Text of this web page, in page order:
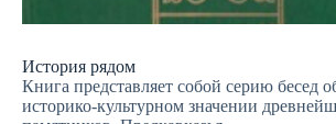
История рядом
Книга представляет собой серию бесед
историко-культурном значении